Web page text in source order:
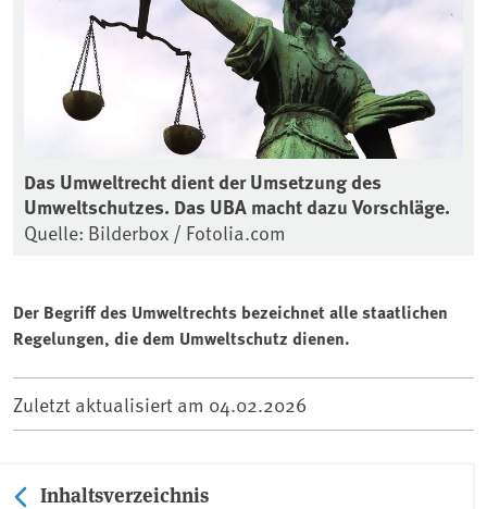
Das Umweltrecht dient der Umsetzung des
Umweltschutzes. Das UBA macht dazu Vorschläge.
Quelle: Bilderbox / Fotolia.com
Der Begriff des Umweltrechts bezeichnet alle staatlichen
Regelungen, die dem Umweltschutz dienen.
Zuletzt aktualisiert am 04.02.2026
Inhaltsverzeichnis